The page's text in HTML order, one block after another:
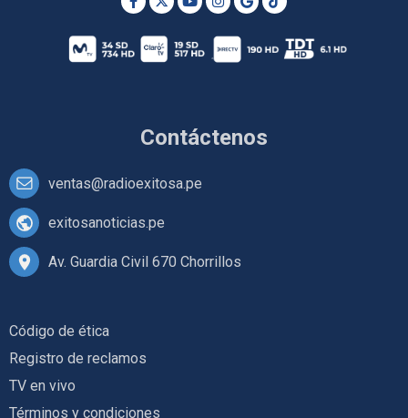
Contáctenos
ventas@radioexitosa.pe
exitosanoticias.pe
Av. Guardia Civil 670 Chorrillos
Código de ética
Registro de reclamos
TV en vivo
Términos y condiciones